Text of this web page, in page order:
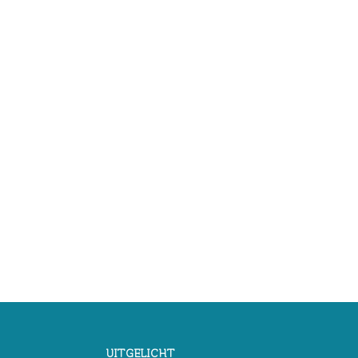
UITGELICHT